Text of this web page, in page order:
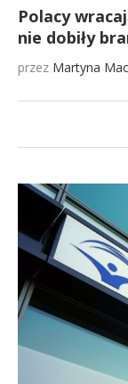
Polacy
nie dobiły
przez Martyna